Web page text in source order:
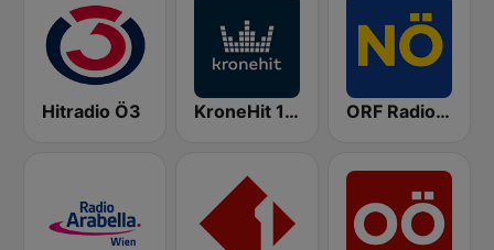
Hitradio Ö3 KroneHit 105.8 ORF Radio Niederösterreich